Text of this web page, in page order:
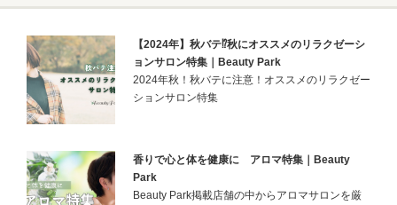
【2024年】秋バテ⁉秋にオススメのリラクゼーシ
ョンサロン特集｜Beauty Park
2024年秋！秋バテに注意！オススメのリラクゼー
ションサロン特集
香りで心と体を健康に アロマ特集｜Beauty
Park
Beauty Park掲載店舗の中からアロマサロンを厳